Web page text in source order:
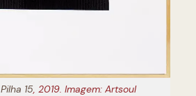
Pilha 15, 2019. Imagem: Artsoul